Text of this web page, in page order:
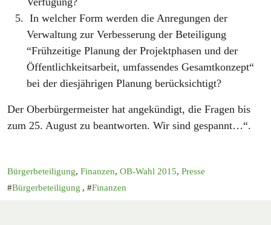
In welcher Form werden die Anregungen der
Verwaltung zur Verbesserung der Beteiligung
“Frühzeitige Planung der Projektphasen und der
Öffentlichkeitsarbeit, umfassendes Gesamtkonzept“
bei der diesjährigen Planung berücksichtigt?
Der Oberbürgermeister hat angekündigt, die Fragen bis
zum 25. August zu beantworten. Wir sind gespannt…“.
Bürgerbeteiligung, Finanzen, OB-Wahl 2015, Presse
Bürgerbeteiligung , Finanzen